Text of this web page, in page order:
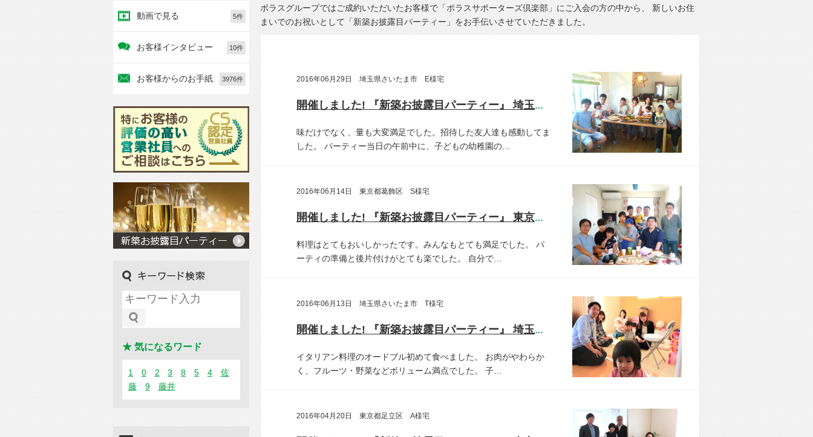
ポラスグループではご成約いただいたお客様で「ポラスサポーターズ倶楽部」にご入会の方の中から、 新しいお住
まいでのお祝いとして「新築お披露目パーティー」をお手伝いさせていただきました。
2016年06月29日 埼玉県さいたま市 E様宅
開催しました! 『新築お披露目パーティー』 埼玉県さいたま市 E様宅
味だけでなく、量も大変満足でした。招待した友人達も感動してま
した。
パーティー当日の午前中に、子どもの幼稚園の…
2016年06月14日 東京都葛飾区 S様宅
開催しました! 『新築お披露目パーティー』 東京都葛飾区 S様宅
料理はとてもおいしかったです。みんなもとても満足でした。
パ
ーティの準備と後片付けがとても楽でした。
自分で…
2016年06月13日 埼玉県さいたま市 T様宅
開催しました! 『新築お披露目パーティー』 埼玉県さいたま市 T様宅
イタリアン料理のオードブル初めて食べました。
お肉がやわらか
く、フルーツ・野菜などボリューム満点でした。
子…
2016年04月20日 東京都足立区 A様宅
動画で見る 5件
お客様インタビュー 10件
お客様からのお手紙 3976件
★ 気になるワード
1 0 2 3 8 5 4
佐
藤
9 藤井